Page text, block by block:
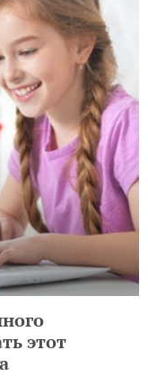
этот